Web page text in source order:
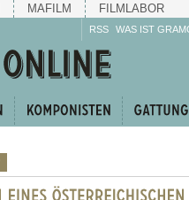
MAFILM FILMLABOR
RSS WAS IST